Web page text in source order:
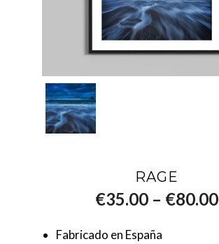
RAGE
€35.00 – €80.00
Fabricado en España